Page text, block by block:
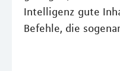
Intelligenz gute
Befehle, die